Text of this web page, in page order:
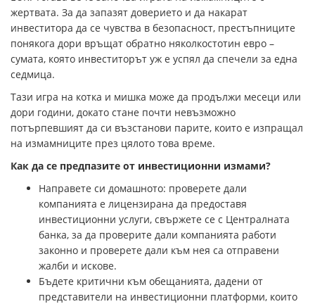
жертвата. За да запазят доверието и да накарат
инвеститора да се чувства в безопасност, престъпниците
понякога дори връщат обратно няколкостотин евро –
сумата, която инвеститорът уж е успял да спечели за една
седмица.
Тази игра на котка и мишка може да продължи месеци или
дори години, докато стане почти невъзможно
потърпевшият да си възстанови парите, които е изпращал
на измамниците през цялото това време.
Как да се предпазите от инвестиционни измами?
Направете си домашното: проверете дали
компанията е лицензирана да предоставя
инвестиционни услуги, свържете се с Централната
банка, за да проверите дали компанията работи
законно и проверете дали към нея са отправени
жалби и искове.
Бъдете критични към обещанията, дадени от
представители на инвестиционни платформи, които